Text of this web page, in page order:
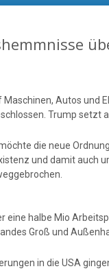
Autos und
Trump setzt
die neue
und damit auch
halbe Mio
Groß und
in die USA